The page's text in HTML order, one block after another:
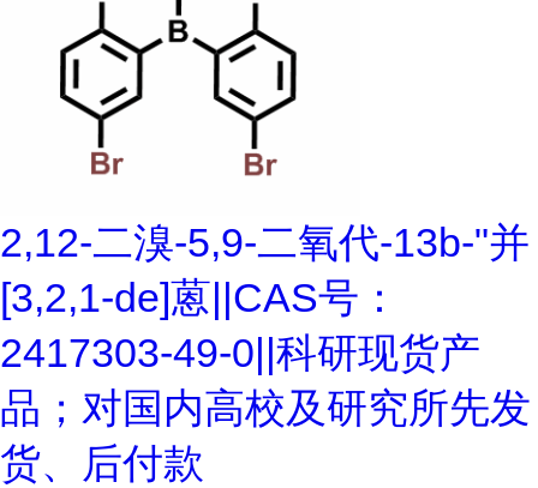
2,12-二溴-5,9-二氧代-13b-"并
[3,2,1-de]蒽||CAS号：
2417303-49-0||科研现货产
品；对国内高校及研究所先发
货、后付款